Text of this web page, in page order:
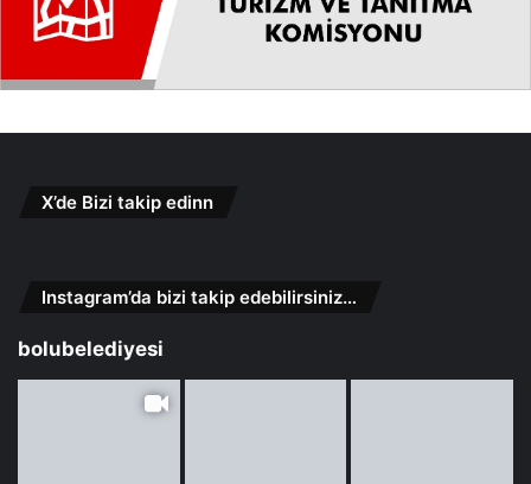
X’de Bizi takip edinn
Instagram’da bizi takip edebilirsiniz…
bolubelediyesi